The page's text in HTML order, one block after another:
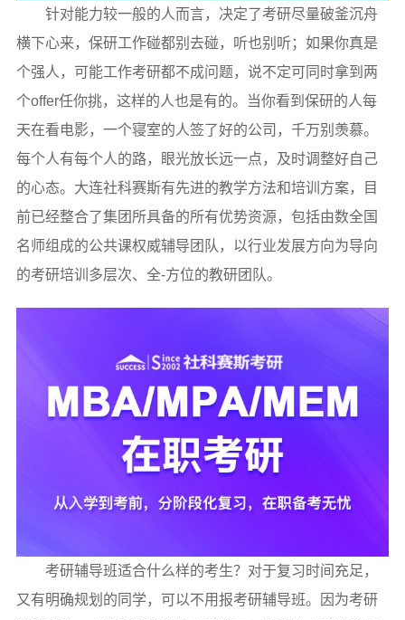
针对能力较一般的人而言，决定了考研尽量破釜沉舟
横下心来，保研工作碰都别去碰，听也别听；如果你真是
个强人，可能工作考研都不成问题，说不定可同时拿到两
个offer任你挑，这样的人也是有的。当你看到保研的人每
天在看电影，一个寝室的人签了好的公司，千万别羡慕。
每个人有每个人的路，眼光放长远一点，及时调整好自己
的心态。大连社科赛斯有先进的教学方法和培训方案，目
前已经整合了集团所具备的所有优势资源，包括由数全国
名师组成的公共课权威辅导团队，以行业发展方向为导向
的考研培训多层次、全-方位的教研团队。
考研辅导班适合什么样的考生？对于复习时间充足，
又有明确规划的同学，可以不用报考研辅导班。因为考研